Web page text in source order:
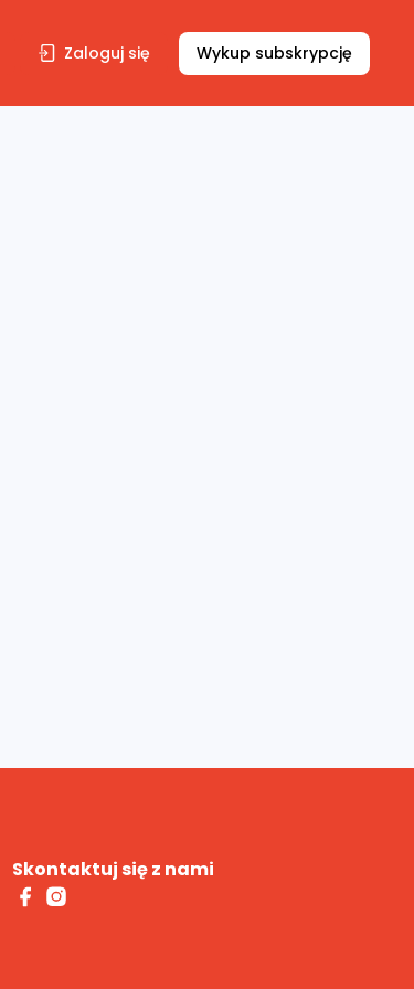
Zaloguj się Wykup subskrypcję
Skontaktuj się z nami